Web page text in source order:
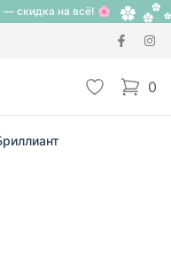
скидка на всё! 🌸
Избранное
0
items